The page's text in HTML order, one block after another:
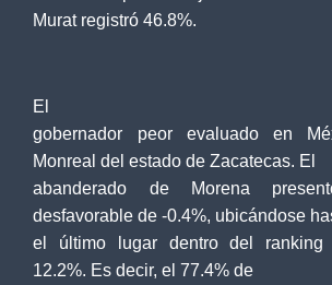
Murat registró 46.8%.
El
gobernador peor evaluado en
Monreal del estado de Zacatecas. El
abanderado de Morena
desfavorable de -0.4%, ubicándose
el último lugar dentro del ranking
12.2%. Es decir, el 77.4% de